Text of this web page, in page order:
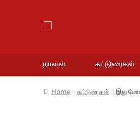
நாவல் கட்டுரைகள்
Home கட்டுரைகள் இது